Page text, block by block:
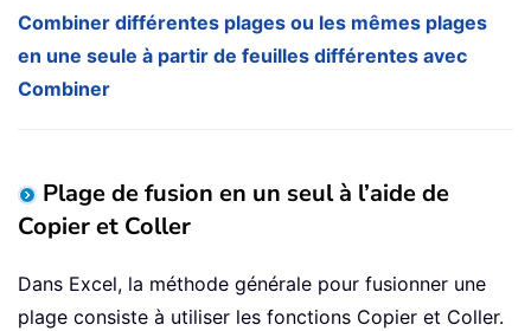
Combiner différentes plages ou les mêmes plages
en une seule à partir de feuilles différentes avec
Combiner
Plage de fusion en un seul à l’aide de
Copier et Coller
Dans Excel, la méthode générale pour fusionner une
plage consiste à utiliser les fonctions Copier et Coller.